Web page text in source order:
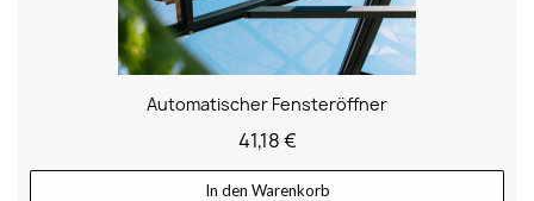
Automatischer Fensteröffner
41,18 €
In den Warenkorb